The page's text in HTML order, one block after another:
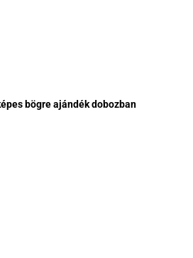
bögre ajándék dobozban